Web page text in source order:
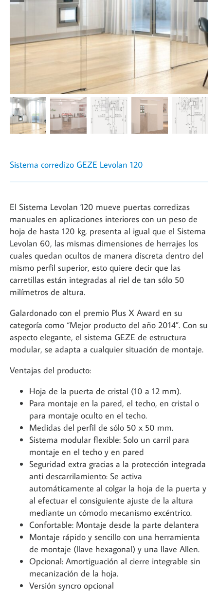
Sistema corredizo GEZE Levolan 120
El Sistema Levolan 120 mueve puertas corredizas
manuales en aplicaciones interiores con un peso de
hoja de hasta 120 kg, presenta al igual que el Sistema
Levolan 60, las mismas dimensiones de herrajes los
cuales quedan ocultos de manera discreta dentro del
mismo perfil superior, esto quiere decir que las
carretillas están integradas al riel de tan sólo 50
milímetros de altura.
Galardonado con el premio Plus X Award en su
categoría como “Mejor producto del año 2014”. Con su
aspecto elegante, el sistema GEZE de estructura
modular, se adapta a cualquier situación de montaje.
Ventajas del producto:
Hoja de la puerta de cristal (10 a 12 mm).
Para montaje en la pared, el techo, en cristal o
para montaje oculto en el techo.
Medidas del perfil de sólo 50 x 50 mm.
Sistema modular flexible: Solo un carril para
montaje en el techo y en pared
Seguridad extra gracias a la protección integrada
anti descarrilamiento: Se activa
automáticamente al colgar la hoja de la puerta y
al efectuar el consiguiente ajuste de la altura
mediante un cómodo mecanismo excéntrico.
Confortable: Montaje desde la parte delantera
Montaje rápido y sencillo con una herramienta
de montaje (llave hexagonal) y una llave Allen.
Opcional: Amortiguación al cierre integrable sin
mecanización de la hoja.
Versión syncro opcional